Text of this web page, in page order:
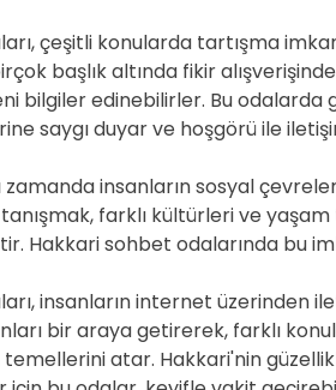
çeşitli konularda tartışma
başlık altında fikir
bilgiler edinebilirler. Bu
saygı duyar ve hoşgörü ile
zamanda insanların sosyal
farklı kültürleri ve
Hakkari sohbet odalarında bu
insanların internet üzerinden
bir araya getirerek, farklı
atar. Hakkari'nin